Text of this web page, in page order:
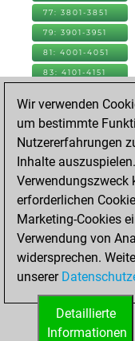
77: 3801-3851
79: 3901-3951
81: 4001-4051
83: 4101-4151
91: 4501-4551
97: 4801-4851
99: 4901-4951
101: 5001-5051
103: 5101-5151
107: 5301-5351
Wir verwenden
um bestimmte
Nutzererfahrungen
Inhalte
Verwendungszweck
erforderlichen
Marketing-Cookies
Verwendung von
widersprechen.
unserer
Detaillierte
Informationen